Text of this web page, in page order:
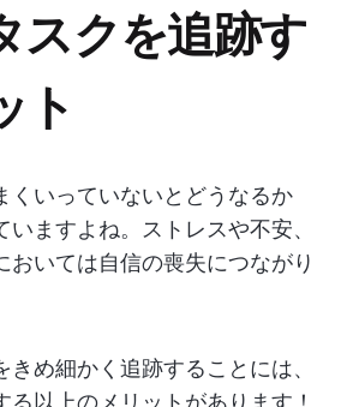
スクを追跡す
ト
くいっていないとどうなるか
いますよね。ストレスや不安、
おいては自信の喪失につながり
きめ細かく追跡することには、
る以上のメリットがあります！